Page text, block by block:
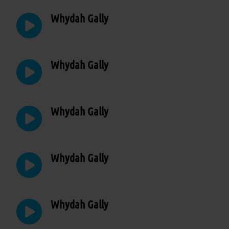
Whydah Gally
Whydah Gally
Whydah Gally
Whydah Gally
Whydah Gally